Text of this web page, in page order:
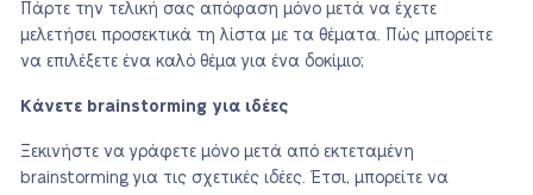
Πάρτε την τελική σας απόφαση μόνο μετά να έχετε
μελετήσει προσεκτικά τη λίστα με τα θέματα. Πώς μπορείτε
να επιλέξετε ένα καλό θέμα για ένα δοκίμιο;
Κάνετε brainstorming για ιδέες
Ξεκινήστε να γράφετε μόνο μετά από εκτεταμένη
brainstorming για τις σχετικές ιδέες. Έτσι, μπορείτε να